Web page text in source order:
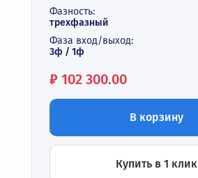
Фазность:
трехфазный
Фаза вход/выход:
3ф / 1ф
Цена:
₽ 102 300.00
В корзину
Купить в 1 клик